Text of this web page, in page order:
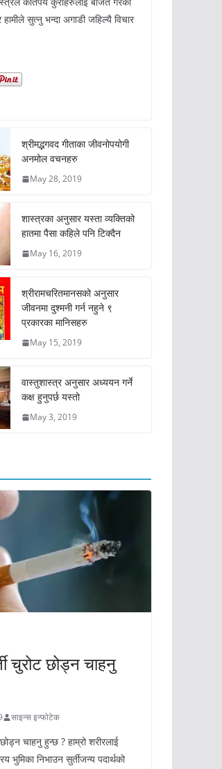
सुत्नु भन्दा अगाडी जहिल्यै विचार
श्रीमद्भगवद गीताका जीवनोपयोगी
अनमोल वचनहरु
May 28, 2019
शास्त्रका अनुसार यस्ता व्यक्तिको
हातमा पैसा कहिले पनि टिक्दैन
May 16, 2019
श्रीरामचरितमानसको अनुसार
जीवनमा दुश्मनी गर्न नहुने ९
प्रकारका मानिसहरु
May 15, 2019
वास्तुशास्त्र अनुसार अध्ययन गर्ने
कक्ष हुनुपर्छ यस्तो
May 3, 2019
चुरोट छोड्न चाहनु
साइन्स इन्फोटेक
चाहनु हुन्छ ? हाम्रो शरीरलाई
भुमिका निभाउन सुर्तीजन्य पदार्थको